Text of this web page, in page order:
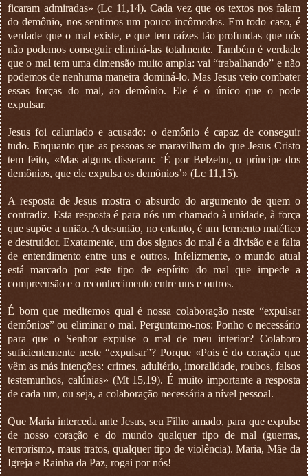
ficaram admiradas» (Lc 11,14). Cada vez que os textos nos falam
do demônio, nos sentimos um pouco incômodos. Em todo caso, é
verdade que o mal existe, e que tem raízes tão profundas que nós
não podemos conseguir eliminá-las totalmente. Também é verdade
que o mal tem uma dimensão muito ampla: vai “trabalhando” e não
podemos de nenhuma maneira dominá-lo. Mas Jesus veio combater
essas forças do mal, ao demônio. Ele é o único que o pode
expulsar.
Jesus foi caluniado e acusado: o demônio é capaz de conseguir
tudo. Enquanto que as pessoas se maravilham do que Jesus Cristo
tem feito, «Mas alguns disseram: ‘É por Belzebu, o príncipe dos
demônios, que ele expulsa os demônios’» (Lc 11,15).
A resposta de Jesus mostra o absurdo do argumento de quem o
contradiz. Esta resposta é para nós um chamado à unidade, à força
que supõe a união. A desunião, no entanto, é um fermento maléfico
e destruidor. Exatamente, um dos signos do mal é a divisão e a falta
de entendimento entre uns e outros. Infelizmente, o mundo atual
está marcado por este tipo de espírito do mal que impede a
compreensão e o reconhecimento entre uns e outros.
É bom que meditemos qual é nossa colaboração neste “expulsar
demônios” ou eliminar o mal. Perguntamo-nos: Ponho o necessário
para que o Senhor expulse o mal de meu interior? Colaboro
suficientemente neste “expulsar”? Porque «Pois é do coração que
vêm as más intenções: crimes, adultério, imoralidade, roubos, falsos
testemunhos, calúnias» (Mt 15,19). É muito importante a resposta
de cada um, ou seja, a colaboração necessária a nível pessoal.
Que Maria interceda ante Jesus, seu Filho amado, para que expulse
de nosso coração e do mundo qualquer tipo de mal (guerras,
terrorismo, maus tratos, qualquer tipo de violência). Maria, Mãe da
Igreja e Rainha da Paz, rogai por nós!